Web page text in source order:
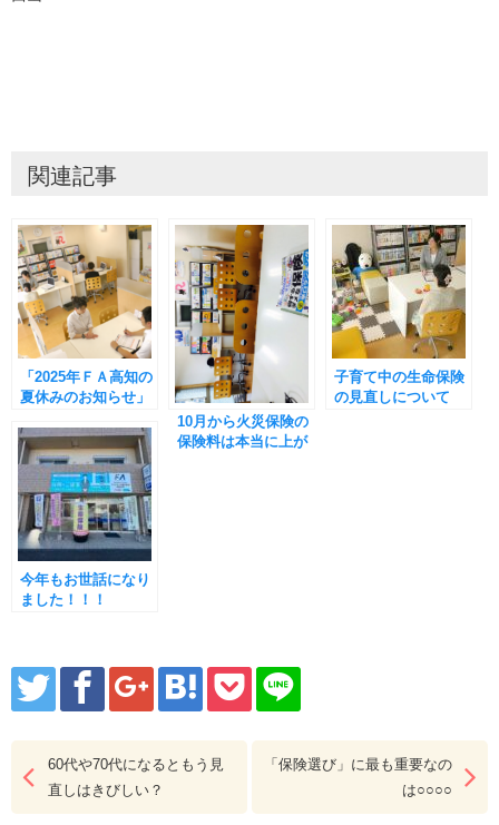
関連記事
「2025年ＦＡ高知の
夏休みのお知らせ」
10月から火災保険の
保険料は本当に上が
子育て中の生命保険
の見直しについて
今年もお世話になり
ました！！！
60代や70代になるともう見
直しはきびしい？
「保険選び」に最も重要なの
は○○○○